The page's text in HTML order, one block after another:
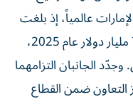
عالمياً، إذ بلغت
قيمة التجارة الثنائية غير النفطية 76.2 مليار دولار عام 2025،
وجدّد الجانبان التزامهما
التعاون ضمن القطاع